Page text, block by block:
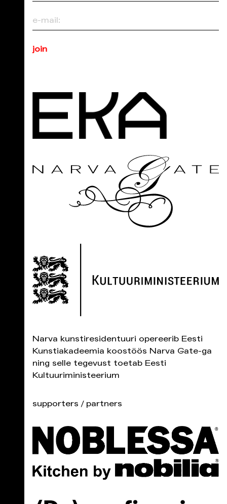
Narva kunstiresidentuuri opereerib Eesti
Kunstiakadeemia koostöös Narva Gate-ga
ning selle tegevust toetab Eesti
Kultuuriministeerium
supporters / partners